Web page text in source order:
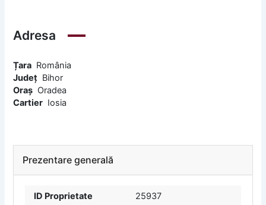
Adresa
Țara România
Județ Bihor
Oraș Oradea
Cartier Iosia
Prezentare generală
ID Proprietate 25937